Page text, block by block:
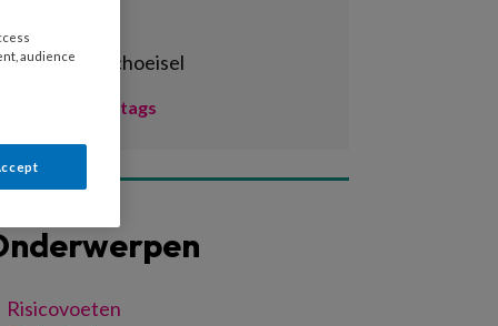
aangepast schoeisel
Toon meer tags
Risicovoeten
audience